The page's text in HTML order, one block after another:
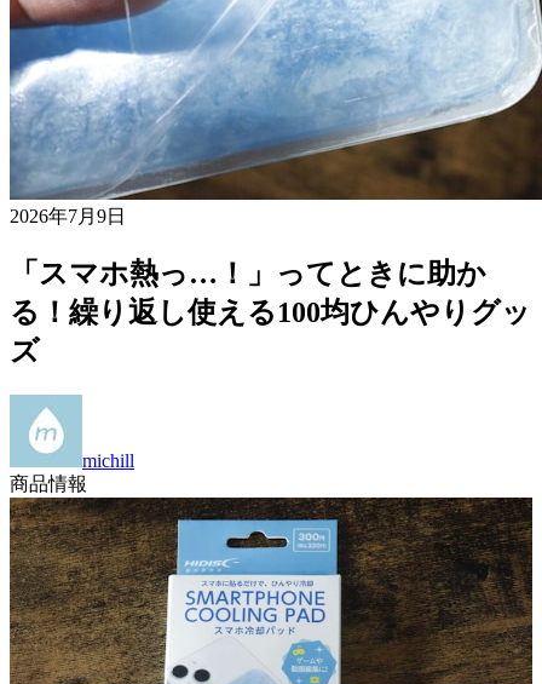
2026年7月9日
「スマホ熱っ…！」ってときに助か
る！繰り返し使える100均ひんやりグッ
ズ
michill
商品情報